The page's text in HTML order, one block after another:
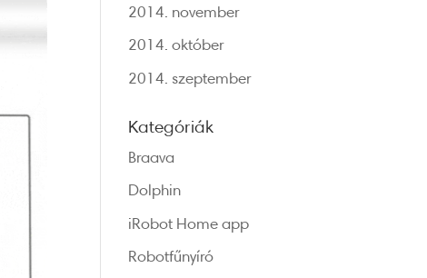
2014. november
2014. október
2014. szeptember
Kategóriák
Braava
Dolphin
iRobot Home app
Robotfűnyíró